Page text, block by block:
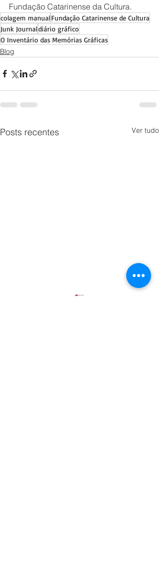
Fundação Catarinense da Cultura.
colagem manualFundação Catarinense de Cultura
Junk Journaldiário gráfico
O Inventário das Memórias Gráficas
Blog
Posts recentes Ver tudo